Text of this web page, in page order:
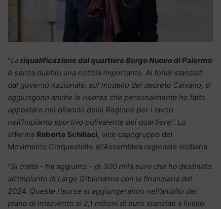
“Lariqualificazione del quartiere Borgo Nuovo di Palermo
è senza dubbio una notizia importante. Ai fondi stanziati
dal governo nazionale, sul modello del decreto Caivano, si
aggiungono anche le risorse che personalmente ho fatto
appostare nel bilancio della Regione per i lavori
nell’impianto sportivo polivalente del quartiere“. Lo
afferma Roberta Schillaci, vice capogruppo del
Movimento Cinquestelle all’Assemblea regionale siciliana.
“Si tratta – ha aggiunto – di 300 mila euro che ho destinato
all’impianto di Largo Gibilmanna con la finanziaria del
2024. Queste risorse si aggiungeranno nell’ambito del
piano di intervento ai 2,1 milioni di euro stanziati a livello